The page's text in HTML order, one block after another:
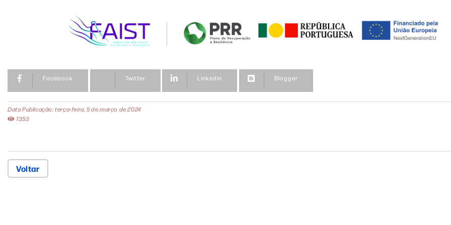
Facebook Twitter Linkedin Blogger
Data Publicação: terça-feira, 5 de março de 2024
1353
Voltar